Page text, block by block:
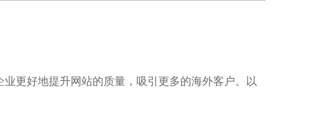
更好地提升网站的质量，吸引更多的海外客户。以